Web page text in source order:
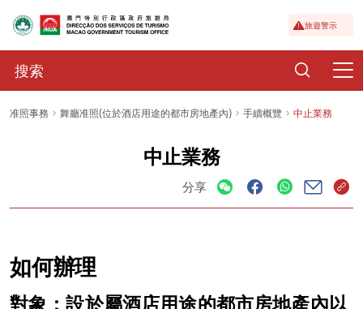
旅遊警示
准照事務 舞廳准照(位於酒店用途的都市房地產內) 手續概覽 中止業務
中止業務
分享
如何辦理
對象：設於屬酒店用途的都市房地產內以